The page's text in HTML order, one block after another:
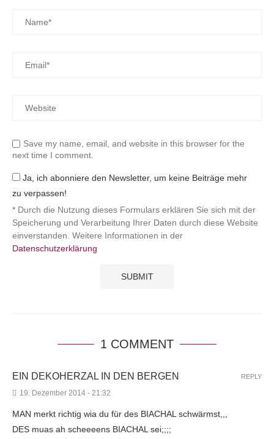
Save my name, email, and website in this browser for the
next time I comment.
Ja, ich abonniere den Newsletter, um keine Beiträge mehr
zu verpassen!
* Durch die Nutzung dieses Formulars erklären Sie sich mit der
Speicherung und Verarbeitung Ihrer Daten durch diese Website
einverstanden. Weitere Informationen in der
Datenschutzerklärung
1 COMMENT
EIN DEKOHERZAL IN DEN BERGEN
19. Dezember 2014 - 21:32
MAN merkt richtig wia du für des BIACHAL schwärmst,,,
DES muas ah scheeeens BIACHAL sei;;;;
REPLY